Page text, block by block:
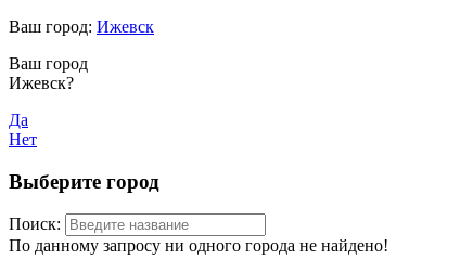
Ваш город: Ижевск
Ваш город
Ижевск?
Да
Нет
Выберите город
Поиск:
По данному запросу ни одного города не найдено!